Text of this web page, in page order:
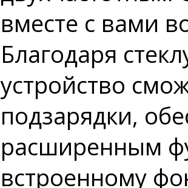
вместе с вами
Благодаря
устройство
подзарядки,
расширенным
встроенному